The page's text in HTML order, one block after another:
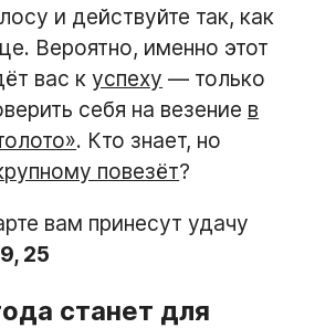
и действуйте так, как
Вероятно, именно этот
вас куспеху — только
себя на везение в
. Кто знает, но
повезёт?
вам принесут удачу
25
станет для